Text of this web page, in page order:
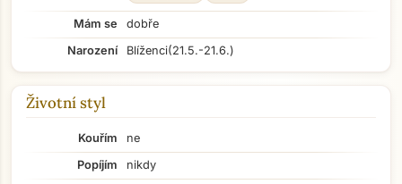
Mám se
dobře
Narození
Blíženci(21.5.-21.6.)
Životní styl
Kouřím
ne
Popíjím
nikdy